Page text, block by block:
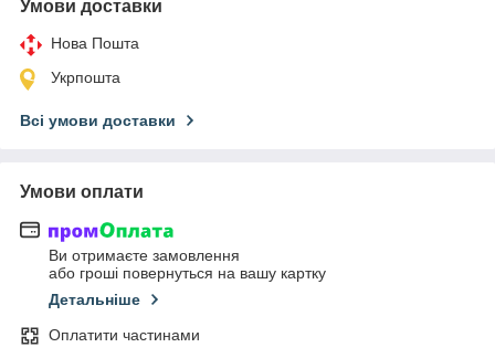
Умови доставки
Нова Пошта
Укрпошта
Всі умови доставки
Умови оплати
Ви отримаєте замовлення
або гроші повернуться на вашу картку
Детальніше
Оплатити частинами